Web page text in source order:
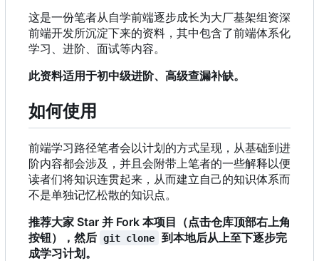
这是一份笔者从自学前端逐步成长为大厂基架组资深
前端开发所沉淀下来的资料，其中包含了前端体系化
学习、进阶、面试等内容。
此资料适用于初中级进阶、高级查漏补缺。
如何使用
前端学习路径笔者会以计划的方式呈现，从基础到进
阶内容都会涉及，并且会附带上笔者的一些解释以便
读者们将知识连贯起来，从而建立自己的知识体系而
不是单独记忆松散的知识点。
推荐大家 Star 并 Fork 本项目（点击仓库顶部右上角
按钮），然后 git clone
到本地后从上至下逐步完
成学习计划。